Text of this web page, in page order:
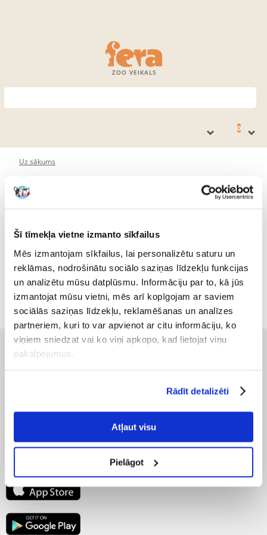
Šī tīmekļa vietne izmanto sīkfailus
Mēs izmantojam sīkfailus, lai personalizētu saturu un
reklāmas, nodrošinātu sociālo saziņas līdzekļu funkcijas
un analizētu mūsu datplūsmu. Informāciju par to, kā jūs
izmantojat mūsu vietni, mēs arī kopīgojam ar saviem
sociālās saziņas līdzekļu, reklamēšanas un analīzes
partneriem, kuri to var apvienot ar citu informāciju, ko
viņiem sniedzat vai ko viņi apkopo, kad lietojat viņu
pakalpojumus.
Rādīt detalizēti
Atļaut visu
Pielāgot
ZOO VEIKALS
0
Uz sākums
TURPINĀT IEPIRKŠANOS
PIRMS IEPIRKŠANĀS
PAR UZŅĒMUMU